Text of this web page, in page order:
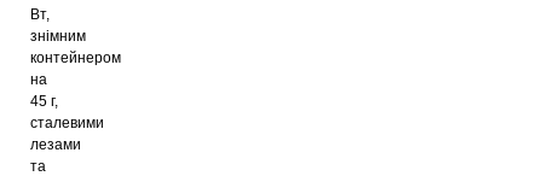
Вт,
знімним
контейнером
на
45 г,
сталевими
лезами
та